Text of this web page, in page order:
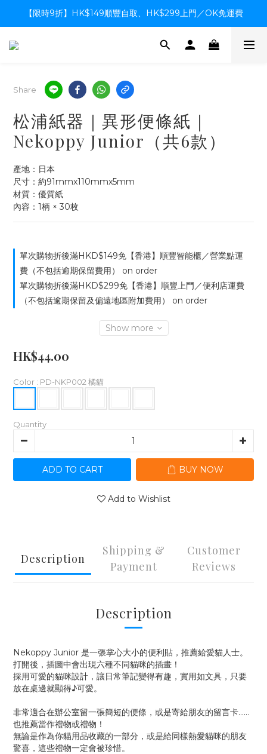
【限時9折】HK$149順豐自取、HK$299上門／OK免運費
【限時9折】HK$149順豐自取、HK$299上門／OK免運費
支付系統升級中，暫停信用卡支付至8月中，造成不便感謝諒解
Share
松浦紙器｜異形便條紙｜
Nekoppy Junior（共6款）
產地：日本
尺寸：約91mmx110mmx5mm
材質：優質紙
內容：1柄 × 30枚
單次購物折後滿HKD$149免【香港】順豐智能櫃／營業點運
費（不包括逾期保留費用） on order
單次購物折後滿HKD$299免【香港】順豐上門／便利店運費
（不包括逾期保留及偏遠地區附加費用） on order
Show more
HK$44.00
Color : PD-NKP002 橘貓
Quantity
ADD TO CART BUY NOW
Add to Wishlist
Description
Shipping &
Payment
Customer
Reviews
Description
Nekoppy Junior 是一張掌心大小的便利貼，推薦給愛貓人士。
打開後，插圖中會出現六種不同貓咪的插畫！
採用可愛的貓咪設計，讓日常筆記變得有趣，實用如文具，只要
放在桌邊就顯得♪可愛。
非常適合在辦公室留一張簡短的便條，或是寄給朋友的留言卡......
也推薦當作禮物或禮物！
無論是作為你貓用品收藏的一部分，或是給同樣熱愛貓咪的朋友
驚喜，這些禮物一定會被珍惜。